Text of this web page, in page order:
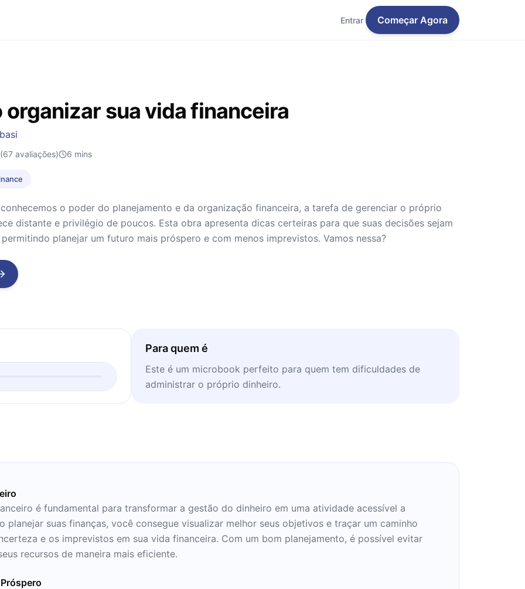
Entrar Começar Agora
organizar sua vida financeira
(67 avaliações) 6 mins
o poder do planejamento e da organização financeira, a tarefa de gerenciar o próprio
distante e privilégio de poucos. Esta obra apresenta dicas certeiras para que suas decisões sejam
planejar um futuro mais próspero e com menos imprevistos. Vamos nessa?
Para quem é
Este é um microbook perfeito para quem tem dificuldades de
administrar o próprio dinheiro.
é fundamental para transformar a gestão do dinheiro em uma atividade acessível a
planejar suas finanças, você consegue visualizar melhor seus objetivos e traçar um caminho
e os imprevistos em sua vida financeira. Com um bom planejamento, é possível evitar
recursos de maneira mais eficiente.